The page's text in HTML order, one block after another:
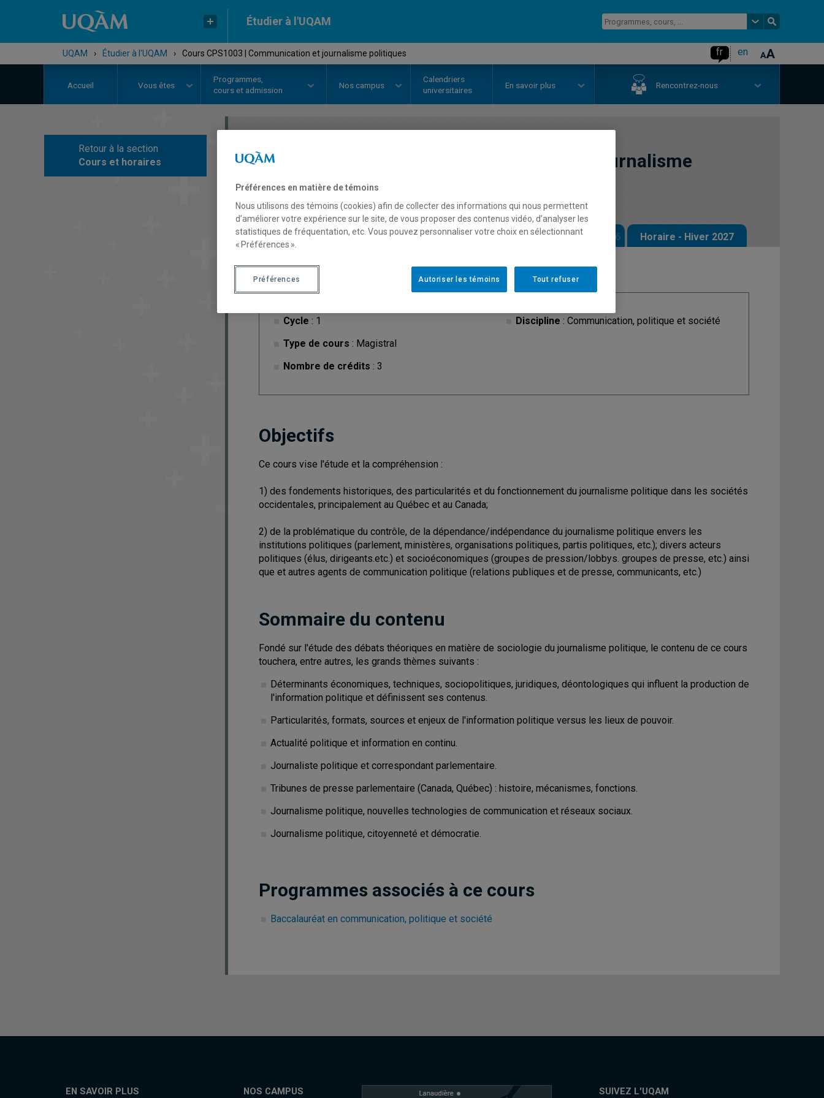
Étudier à l'UQAM
UQAM › Étudier à l'UQAM › Cours CPS1003 | Communication et journalisme politiques fr en
Accueil Vous êtes
Programmes,
cours et admission
Nos campus
Calendriers
universitaires
En savoir plus Rencontrez-nous
Retour à la section
Cours et horaires
COURS
Communication et journalisme
politiques
Description Horaire - Été 2026 Horaire - Automne 2026 Horaire - Hiver 2027
Cycle : 1
Type de cours : Magistral
Nombre de crédits : 3
Discipline : Communication, politique et société
Objectifs
Ce cours vise l'étude et la compréhension :
1) des fondements historiques, des particularités et du fonctionnement du journalisme politique dans les sociétés
occidentales, principalement au Québec et au Canada;
2) de la problématique du contrôle, de la dépendance/indépendance du journalisme politique envers les
institutions politiques (parlement, ministères, organisations politiques, partis politiques, etc.); divers acteurs
politiques (élus, dirigeants.etc.) et socioéconomiques (groupes de pression/lobbys. groupes de presse, etc.) ainsi
que et autres agents de communication politique (relations publiques et de presse, communicants, etc.)
Sommaire du contenu
Fondé sur l'étude des débats théoriques en matière de sociologie du journalisme politique, le contenu de ce cours
touchera, entre autres, les grands thèmes suivants :
Déterminants économiques, techniques, sociopolitiques, juridiques, déontologiques qui influent la production de
l'information politique et définissent ses contenus.
Particularités, formats, sources et enjeux de l'information politique versus les lieux de pouvoir.
Actualité politique et information en continu.
Journaliste politique et correspondant parlementaire.
Tribunes de presse parlementaire (Canada, Québec) : histoire, mécanismes, fonctions.
Journalisme politique, nouvelles technologies de communication et réseaux sociaux.
Journalisme politique, citoyenneté et démocratie.
Programmes associés à ce cours
Baccalauréat en communication, politique et société
EN SAVOIR PLUS NOS CAMPUS SUIVEZ L'UQAM
Préférences en matière de témoins
Nous utilisons des témoins (cookies) afin de collecter des informations qui nous permettent
d’améliorer votre expérience sur le site, de vous proposer des contenus vidéo, d’analyser les
statistiques de fréquentation, etc. Vous pouvez personnaliser votre choix en sélectionnant
« Préférences ».
Tout refuser
Autoriser les témoins
Préférences